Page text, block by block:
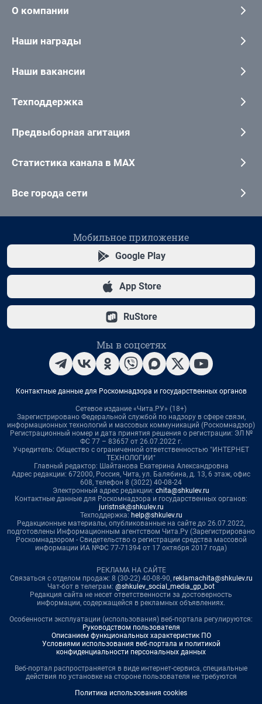
О компании
Наши награды
Наши вакансии
Техподдержка
Предвыборная агитация
Статистика канала в MAX
Все города сети
Мобильное приложение
Google Play
App Store
RuStore
Мы в соцсетях
Контактные данные для Роскомнадзора и государственных органов
Сетевое издание «Чита.РУ» (18+)
Зарегистрировано Федеральной службой по надзору в сфере связи,
информационных технологий и массовых коммуникаций (Роскомнадзор)
Регистрационный номер и дата принятия решения о регистрации: ЭЛ №
ФС 77 – 83657 от 26.07.2022 г.
Учредитель: Общество с ограниченной ответственностью "ИНТЕРНЕТ
ТЕХНОЛОГИИ"
Главный редактор: Шайтанова Екатерина Александровна
Адрес редакции: 672000, Россия, Чита, ул. Балябина, д. 13, 6 этаж, офис
608, телефон 8 (3022) 40-08-24
Электронный адрес редакции: chita@shkulev.ru
Контактные данные для Роскомнадзора и государственных органов:
juristnsk@shkulev.ru
Техподдержка: help@shkulev.ru
Редакционные материалы, опубликованные на сайте до 26.07.2022,
подготовлены Информационным агентством Чита.Ру (Зарегистрировано
Роскомнадзором - Свидетельство о регистрации средства массовой
информации ИА №ФС 77-71394 от 17 октября 2017 года)
РЕКЛАМА НА САЙТЕ
Связаться с отделом продаж: 8 (30-22) 40-08-90, reklamachita@shkulev.ru
Чат-бот в телеграм: @shkulev_social_media_gp_bot
Редакция сайта не несет ответственности за достоверность
информации, содержащейся в рекламных объявлениях.
Особенности эксплуатации (использования) веб-портала регулируются:
Руководством пользователя
Описанием функциональных характеристик ПО
Условиями использования веб-портала и политикой
конфиденциальности персональных данных
Веб-портал распространяется в виде интернет-сервиса, специальные
действия по установке на стороне пользователя не требуются
Политика использования cookies